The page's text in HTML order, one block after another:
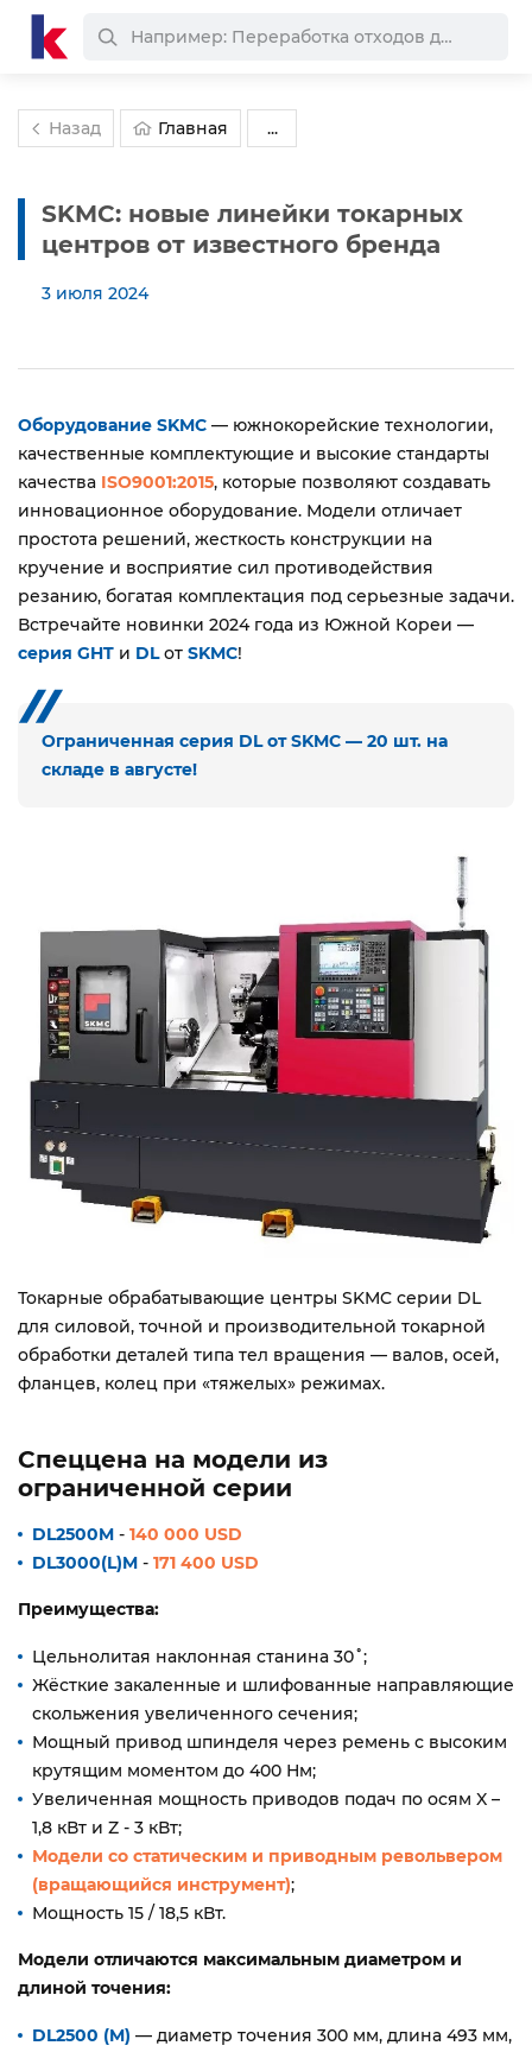
Назад Главная ...
SKMC: новые линейки токарных
центров от известного бренда
3 июля 2024
Оборудование SKMC — южнокорейские технологии,
качественные комплектующие и высокие стандарты
качества ISO9001:2015, которые позволяют создавать
инновационное оборудование. Модели отличает
простота решений, жесткость конструкции на
кручение и восприятие сил противодействия
резанию, богатая комплектация под серьезные задачи.
Встречайте новинки 2024 года из Южной Кореи —
серия GHT и DLот SKMC!
Ограниченная серия DL от SKMC — 20 шт. на
складе в августе!
Токарные обрабатывающие центры SKMC серии DL
для силовой, точной и производительной токарной
обработки деталей типа тел вращения — валов, осей,
фланцев, колец при «тяжелых» режимах.
Спеццена на модели из
ограниченной серии
DL2500M - 140 000 USD
DL3000(L)M - 171 400 USD
Преимущества:
Цельнолитая наклонная станина 30˚;
Жёсткие закаленные и шлифованные направляющие
скольжения увеличенного сечения;
Мощный привод шпинделя через ремень с высоким
крутящим моментом до 400 Нм;
Увеличенная мощность приводов подач по осям X –
1,8 кВт и Z - 3 кВт;
Модели со статическим и приводным револьвером
(вращающийся инструмент);
Мощность 15 / 18,5 кВт.
Модели отличаются максимальным диаметром и
длиной точения:
DL2500 (M) — диаметр точения 300 мм, длина 493 мм,